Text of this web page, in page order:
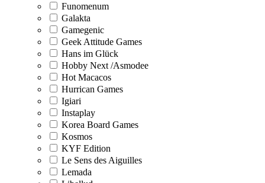
Funomenum
Galakta
Gamegenic
Geek Attitude Games
Hans im Glück
Hobby Next /Asmodee
Hot Macacos
Hurrican Games
Igiari
Instaplay
Korea Board Games
Kosmos
KYF Edition
Le Sens des Aiguilles
Lemada